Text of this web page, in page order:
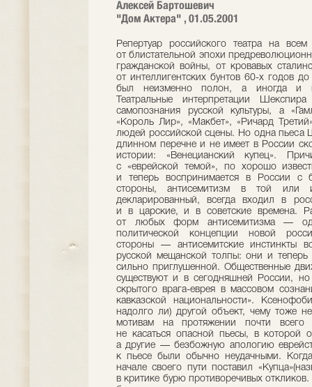
Алексей Бартошевич
"Дом Актера" , 01.05.2001
Репертуар российского театра на всем протяжении прошедшего столетия — от блистательной эпохи предреволюционного «серебряного века» до голодных лет гражданской войны, от кровавых сталинских времен до хрущевской «оттепели», от интеллигентских бунтов 60-х годов до недавнего краха советской системы, — был неизменно полон, а иногда и переполнен постановками Шекспира. Театральные интерпретации Шекспира стали одной из главнейших форм самопознания русской культуры, а «Гамлет», «Ромео и Джульеттa», «Отелло», «Король Лир», «Макбет», «Ричард Третий», комедии — неизменными спутниками людей российской сцены. Но одна пьеса Шекспира составляет исключение в этом длинном перечне и не имеет в России сколько-нибудь существенной театральной истории: «Венецианский купец». Причина очевидна — все, что связано с «еврейской темой», по хорошо известным причинам всегда воспринималось и теперь воспринимается в России с болезненностью и остротой. С одной стороны, антисемитизм в той или иной степени, скрытый или прямо декларированный, всегда входил в российскую государственную политику — и в царские, и в советские времена. Радикальный и последовательный отказ от любых форм антисемитизма — одна из немногих позитивных сторон политической концепции новой российской государственности. С другой стороны — антисемитские инстинкты всегда дремали в глубине подсознания русской мещанской толпы: они и теперь еще присутствуют в ней, хотя в форме сильно приглушенной. Общественные движения, исповедующие вражду к евреям, существуют и в сегодняшней России, но они слабы и немногочисленны. Место скрытого врага-еврея в массовом сознании занял откратый враг-чеченец, «лицо кавказской национальности». Ксенофобия не исчезла, но нашла (неизвестно, надолго ли) другой объект, чему тоже не приходится радоваться. По всем этим мотивам на протяжении почти всего столетия русский театр предпочитал не касаться опасной пьесы, в которой одни видели проповедь антисемитизма, а другие — безбожную апологию еврейства. Крайне редкие попытки обратиться к пьесе были обычно неудачными. Когда юный Художественный театр в самом начале своего пути поставил «Купца»(назвав пьесу «Шейлок»), спектакль вызвал в критике бурю противоречивых откликов. Одни рецензенты восхищались"красиво, богато, со вкусом и с сохранением местного колорита поставленными картинами из венецианского быта" (1), другие находили это историческое бытописательство в мейнингенском стиле излишним, несовместимым с духом пьесы, особенно — с романтическими сценами. Но решительно все критики набросились на интерпретацию Шейлока. Текст роли М. Дарский произносил с отчетливо выраженным еврейским акцентом, что стало поводом для бесчисленных насмешек — в ренессансной Венеции, воспроизведенной на сцене со всей тщательностью, неведомо как оказывался старый еврей из современной российской черты оседлости. Один критик задавал театру саркастический вопрос: если Шейлоку дали еврейский акцент, почему бы, собственно, не заставить венецианцев говорить с итальянским, а Принца Марокканского — с «восточным» акцентом (2). Другой иронически советовал театру поставить «Уриеля Акосту» Гуцкова, предложив всем актерам имтировать еврейскую речь, а на роль Шейлока пригласить исполнителя еврейских куплетов из знаменитого московского кафе-шантана Шарля Омона (3). Несчастная идея наделить Шейлока речью и обликом жителя какого-нибудь «местечка» по всей видимости принадлежала К. С. Станиславскому, который вместе с А. А. Саниным был режиссером спектакля. Вместо человеколюбивой жалости к обманутому старику, которую режиссер хотел вызвать у публики, она чувствовала лишь неловкость: очень уж этот Шейлок был похож на героя бесчисленных «еврейских» анекдотов. Чтобы защитить свою интерпретацию, Станиславский собирался сыграть Шейлока сам, но вовремя остановился — вряд ли это снискало бы ему лавры. Всеобщее неприятие спектакля было вызвано не одними только эстетическими мотивами. При этом критики избегали прямо называть истинную подоплеку всеобщего негодования. Это сделали только в одной газете. Портрет Шейлока в МХТ, писал анонимный рецензент «Новостей дня»,"будит опасные ассоциации" (4). Никто не упрекал театр в намерении эти ассоциации вызвать. Но в стране погромов все, связанное с еврейской темой, требовало особой деликатности. В 1916 году знаменитый актер Московского Малого театра А. А. Южин сыграл Шейлока в величественном и старомодном духе Ирвинга, как героически-импозантного библейского патриарха, еврейского короля Лира. Сколько-нибудь значительного успеха он не имел — его традиционно романтический стиль принадлежал театру прошлого столетия и казался безнадежно устаревшим в эпоху чеховских постановок МХТ и рождавшегося русского авангарда. Критика отнеслась к спектаклю, в котором играл живой классик, с холодноватым почтением. Ни споров, ни восторгов он не вызвал и в театральной истории особого следа не оставил, хотя Южин продолжал играть эту роль до глубокой старости, вплоть до первых лет революции. Когда в 1919 году в Петрограде